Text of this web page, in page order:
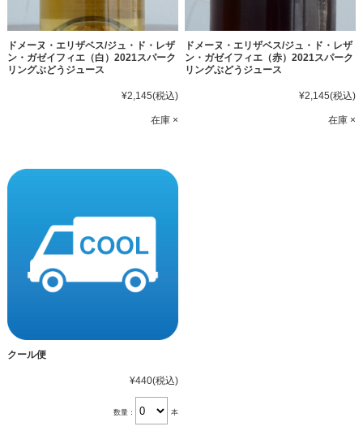
ドメーヌ・エリザベス/ジュ・ド・レザ
ン・ガゼイフィエ（白）2021スパーク
リングぶどうジュース
¥2,145(税込)
在庫 ×
ドメーヌ・エリザベス/ジュ・ド・レザ
ン・ガゼイフィエ（赤）2021スパーク
リングぶどうジュース
¥2,145(税込)
在庫 ×
クール便
¥440(税込)
数量： 本